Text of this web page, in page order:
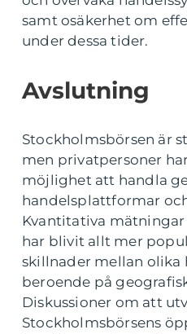
samt osäkerhet om
under dessa tider.
Avslutning
Stockholmsbörsen är
men privatpersoner
möjlighet att handla
handelsplattformar
Kvantitativa
har blivit allt mer
skillnader mellan olika
beroende på
Diskussioner om att
Stockholmsbörsens